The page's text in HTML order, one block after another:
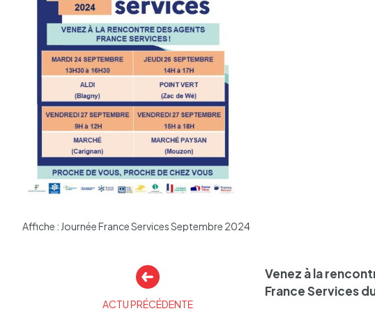
Affiche : Journée France Services Septembre 2024
Venez à la
France Services
Autres
actualités
ACTU PRÉCÉDENTE